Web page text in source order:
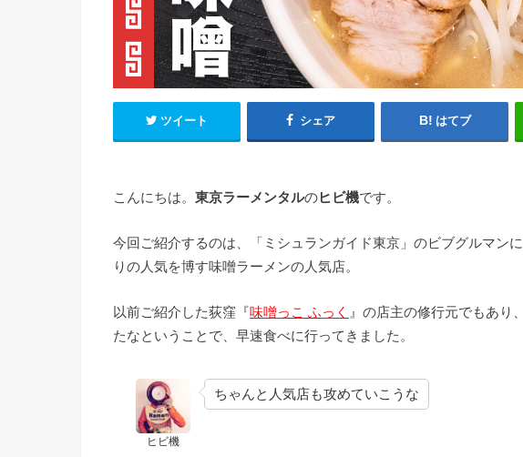
ツイート シェア はてブ
こんにちは。 東京ラーメンタルのヒビ機です。
今回ご紹介するのは、「ミシュランガイド東京」のビブグルマン
りの人気を博す味噌ラーメンの人気店。
以前ご紹介した荻窪『味噌っこ ふっく 』の店主の修行元でもあり
たなということで、早速食べに行ってきました。
ヒビ機
ちゃんと人気店も攻めていこうな